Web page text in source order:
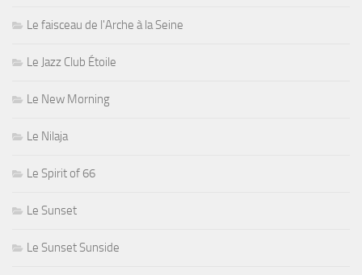
Le faisceau de l'Arche à la Seine
Le Jazz Club Étoile
Le New Morning
Le Nilaja
Le Spirit of 66
Le Sunset
Le Sunset Sunside